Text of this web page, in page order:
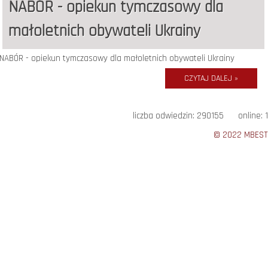
NABÓR - opiekun tymczasowy dla
małoletnich obywateli Ukrainy
NABÓR - opiekun tymczasowy dla małoletnich obywateli Ukrainy
CZYTAJ DALEJ »
liczba odwiedzin: 290155 online: 1
© 2022 MBEST